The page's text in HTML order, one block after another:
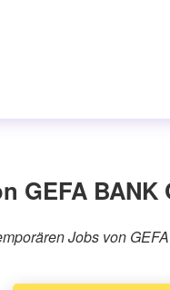
GEFA BANK
Jobs von